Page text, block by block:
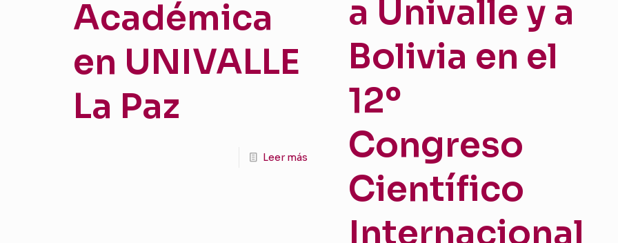
Académica
en UNIVALLE
La Paz
Leer más
a Univalle y a
Bolivia en el
12º
Congreso
Científico
Internacional